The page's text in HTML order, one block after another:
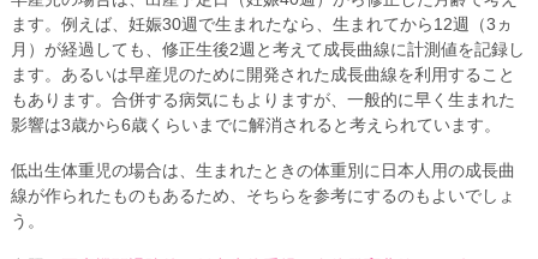
ます。例えば、妊娠30週で生まれたなら、生まれてから12週（3ヵ
月）が経過しても、修正生後2週と考えて成長曲線に計測値を記録し
ます。あるいは早産児のために開発された成長曲線を利用すること
もあります。合併する病気にもよりますが、一般的に早く生まれた
影響は3歳から6歳くらいまでに解消されると考えられています。
低出生体重児の場合は、生まれたときの体重別に日本人用の成長曲
線が作られたものもあるため、そちらを参考にするのもよいでしょ
う。